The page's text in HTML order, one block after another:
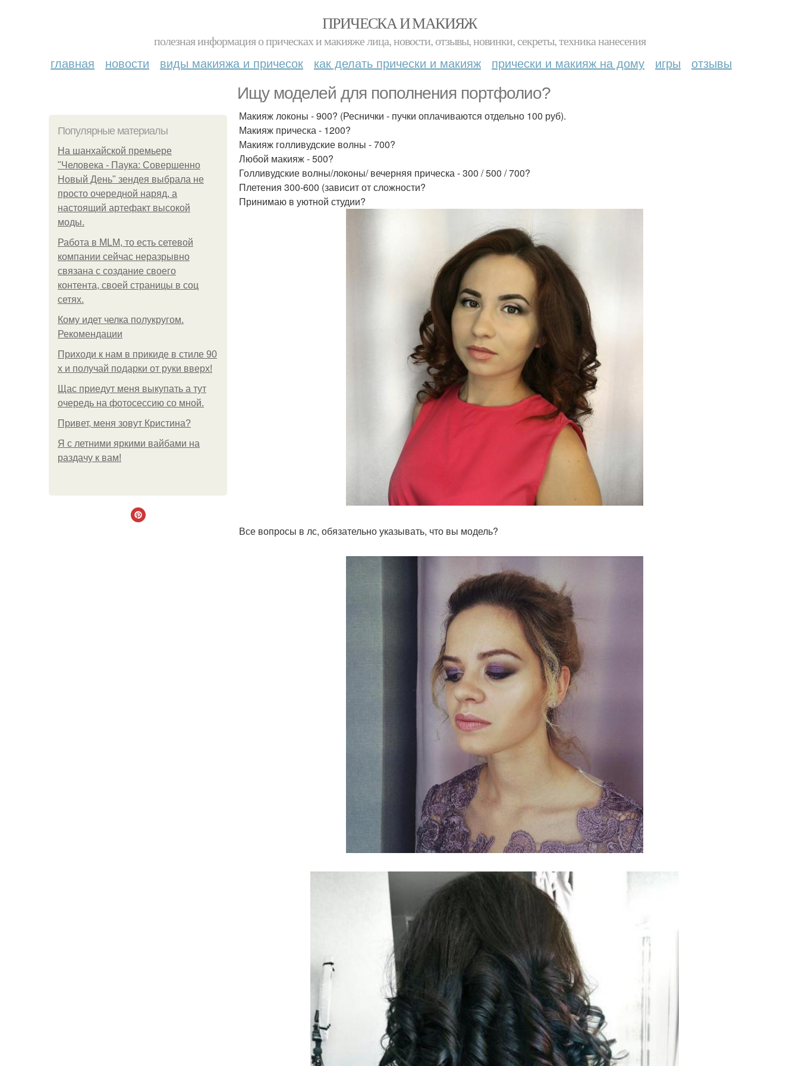
ПРИЧЕСКА И МАКИЯЖ
полезная информация о прическах и макияже лица, новости, отзывы, новинки, секреты, техника нанесения
главная новости виды макияжа и причесок как делать прически и макияж прически и макияж на дому игры отзывы
Ищу моделей для пополнения портфолио?
Популярные материалы
На шанхайской премьере
"Человека - Паука: Совершенно
Новый День" зендея выбрала не
просто очередной наряд, а
настоящий артефакт высокой
моды.
Работа в MLM, то есть сетевой
компании сейчас неразрывно
связана с создание своего
контента, своей страницы в соц
сетях.
Кому идет челка полукругом.
Рекомендации
Приходи к нам в прикиде в стиле 90
х и получай подарки от руки вверх!
Щас приедут меня выкупать а тут
очередь на фотосессию со мной.
Привет, меня зовут Кристина?
Я с летними яркими вайбами на
раздачу к вам!
Макияж локоны - 900? (Реснички - пучки оплачиваются отдельно 100 руб).
Макияж прическа - 1200?
Макияж голливудские волны - 700?
Любой макияж - 500?
Голливудские волны/локоны/ вечерняя прическа - 300 / 500 / 700?
Плетения 300-600 (зависит от сложности?
Принимаю в уютной студии?
Все вопросы в лс, обязательно указывать, что вы модель?